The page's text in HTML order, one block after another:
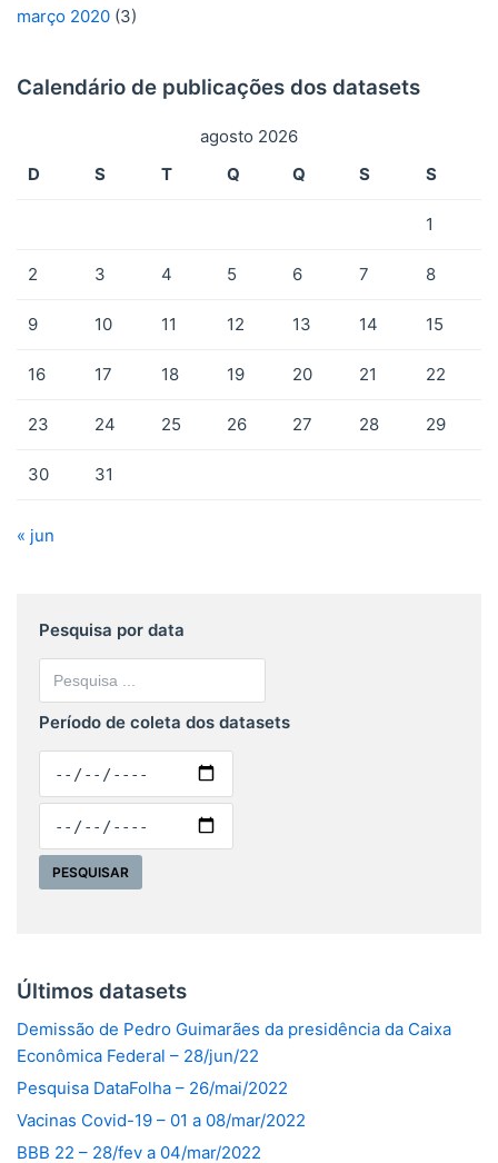
março 2020 (3)
Calendário de publicações dos datasets
agosto 2026
D
S T Q Q S S
1
2 3 4 5 6 7 8
9 10 11 12 13 14 15
16 17 18 19 20 21 22
23 24 25 26 27 28 29
30 31
« jun
Pesquisa por data
Período de coleta dos datasets
Últimos datasets
Demissão de Pedro Guimarães da presidência da Caixa
Econômica Federal – 28/jun/22
Pesquisa DataFolha – 26/mai/2022
Vacinas Covid-19 – 01 a 08/mar/2022
BBB 22 – 28/fev a 04/mar/2022